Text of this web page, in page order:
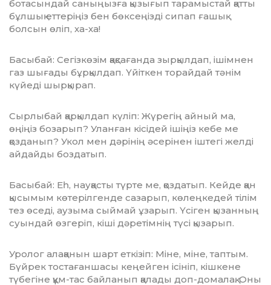
ботасындай саныңызға қызығып тарамыстай қатты
бұлшық еттеріңіз бен бөксеңізді сипап ғашық
болсын өліп, ха-ха!
Басыбай: Сегізкөзім қақсағанда зыр­қыл­­дап, ішімнен
газ шығады бұрқылдап. Үйіт­кен торайдай тәнім
күйеді шыр­қырап.
Сырлыбай қарқылдап күліп: Жүрегің айный ма,
өңіңіз бозарып? Уланған кісідей ішіңіз кебе ме
қозданып? Укол мен дәрінің әсерінен іштегі желді
айдайды боздатып.
Басыбай: Еһ, науқасты түрте ме, қозда­тып. Кейде қан
қысымым көтерілгенде сазарып, көлеңкедей тілім
тез өседі, аузыма сыймай ұзарып. Үсіген қызанның
суындай өзгеріп, кіші дәретімнің түсі қызарып.
Уролог алақанын шарт еткізіп: Міне, міне, таптым.
Бүйрек тостағаншасы кеңей­ген ісініп, кішкене
түбегіне құм-тас байланып қалады доп-домалақ. Оны